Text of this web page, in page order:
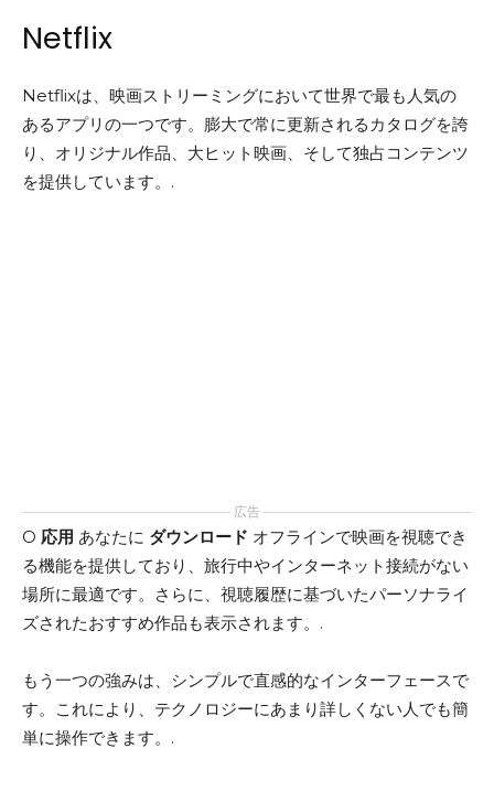
Netflix
Netflixは、映画ストリーミングにおいて世界で最も人気の
あるアプリの一つです。膨大で常に更新されるカタログを誇
り、オリジナル作品、大ヒット映画、そして独占コンテンツ
を提供しています。.
広告
O 応用 あなたに ダウンロード オフラインで映画を視聴でき
る機能を提供しており、旅行中やインターネット接続がない
場所に最適です。さらに、視聴履歴に基づいたパーソナライ
ズされたおすすめ作品も表示されます。.
もう一つの強みは、シンプルで直感的なインターフェースで
す。これにより、テクノロジーにあまり詳しくない人でも簡
単に操作できます。.